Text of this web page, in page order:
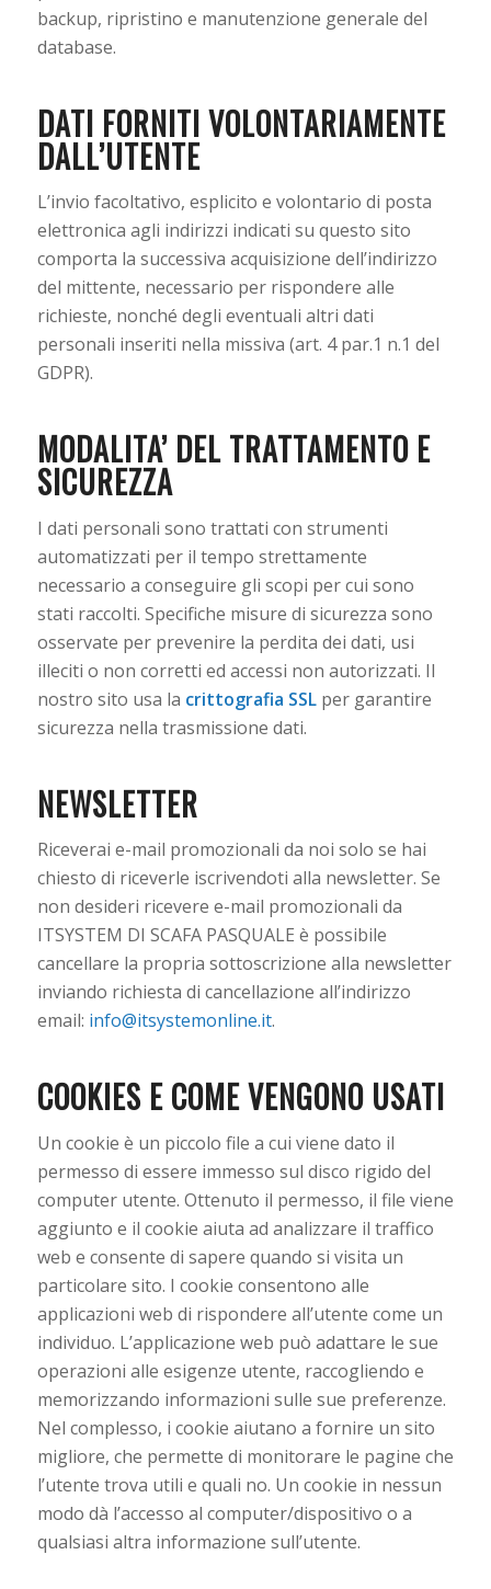
backup, ripristino e manutenzione generale del
database.
DATI FORNITI VOLONTARIAMENTE
DALL’UTENTE
L’invio facoltativo, esplicito e volontario di posta
elettronica agli indirizzi indicati su questo sito
comporta la successiva acquisizione dell’indirizzo
del mittente, necessario per rispondere alle
richieste, nonché degli eventuali altri dati
personali inseriti nella missiva (art. 4 par.1 n.1 del
GDPR).
MODALITA’ DEL TRATTAMENTO E
SICUREZZA
I dati personali sono trattati con strumenti
automatizzati per il tempo strettamente
necessario a conseguire gli scopi per cui sono
stati raccolti. Specifiche misure di sicurezza sono
osservate per prevenire la perdita dei dati, usi
illeciti o non corretti ed accessi non autorizzati. Il
nostro sito usa la crittografia SSLper garantire
sicurezza nella trasmissione dati.
NEWSLETTER
Riceverai e-mail promozionali da noi solo se hai
chiesto di riceverle iscrivendoti alla newsletter. Se
non desideri ricevere e-mail promozionali da
ITSYSTEM DI SCAFA PASQUALE è possibile
cancellare la propria sottoscrizione alla newsletter
inviando richiesta di cancellazione all’indirizzo
email: info@itsystemonline.it.
COOKIES E COME VENGONO USATI
Un cookie è un piccolo file a cui viene dato il
permesso di essere immesso sul disco rigido del
computer utente. Ottenuto il permesso, il file viene
aggiunto e il cookie aiuta ad analizzare il traffico
web e consente di sapere quando si visita un
particolare sito. I cookie consentono alle
applicazioni web di rispondere all’utente come un
individuo. L’applicazione web può adattare le sue
operazioni alle esigenze utente, raccogliendo e
memorizzando informazioni sulle sue preferenze.
Nel complesso, i cookie aiutano a fornire un sito
migliore, che permette di monitorare le pagine che
l’utente trova utili e quali no. Un cookie in nessun
modo dà l’accesso al computer/dispositivo o a
qualsiasi altra informazione sull’utente.